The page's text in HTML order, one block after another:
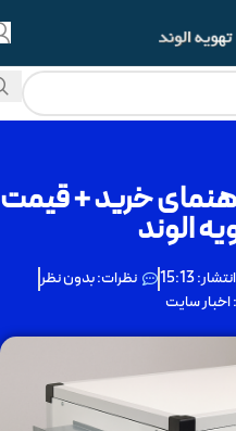
خرید + قیمت
الوند
15:13 نظرات:بدون نظر
اخبار سایت